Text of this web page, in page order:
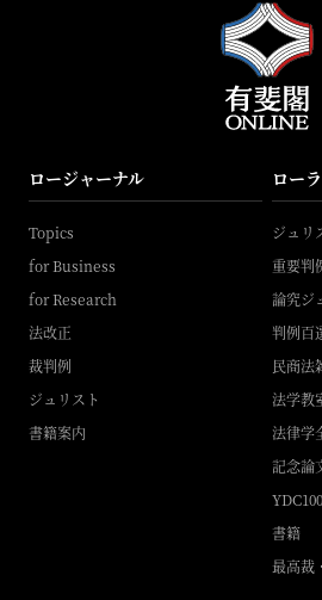
ロージャーナル
Topics
for Business
for Research
法改正
裁判例
ジュリスト
書籍案内
ロー
ジュリ
重要判
論究ジ
判例百
民商法
法学教
法律学
記念論
書籍
最高裁